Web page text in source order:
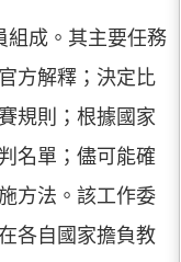
組成。其主要任務
方解釋；決定比
規則；根據國家
名單；儘可能確
方法。該工作委
各自國家擔負教